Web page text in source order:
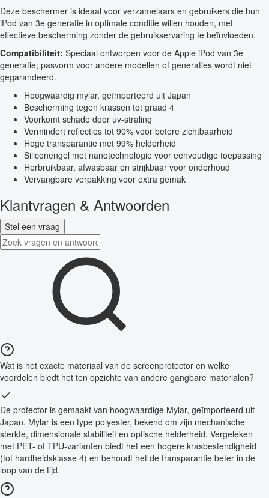
Deze beschermer is ideaal voor verzamelaars en gebruikers die hun
iPod van 3e generatie in optimale conditie willen houden, met
effectieve bescherming zonder de gebruikservaring te beïnvloeden.
Compatibiliteit: Speciaal ontworpen voor de Apple iPod van 3e
generatie; pasvorm voor andere modellen of generaties wordt niet
gegarandeerd.
Hoogwaardig mylar, geïmporteerd uit Japan
Bescherming tegen krassen tot graad 4
Voorkomt schade door uv-straling
Vermindert reflecties tot 90% voor betere zichtbaarheid
Hoge transparantie met 99% helderheid
Siliconengel met nanotechnologie voor eenvoudige toepassing
Herbruikbaar, afwasbaar en strijkbaar voor onderhoud
Vervangbare verpakking voor extra gemak
Klantvragen & Antwoorden
Stel een vraag
Wat is het exacte materiaal van de screenprotector en welke
voordelen biedt het ten opzichte van andere gangbare materialen?
De protector is gemaakt van hoogwaardige Mylar, geïmporteerd uit
Japan. Mylar is een type polyester, bekend om zijn mechanische
sterkte, dimensionale stabiliteit en optische helderheid. Vergeleken
met PET- of TPU-varianten biedt het een hogere krasbestendigheid
(tot hardheidsklasse 4) en behoudt het de transparantie beter in de
loop van de tijd.